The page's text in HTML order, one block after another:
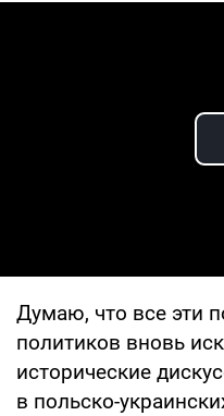
Думаю, что все эти
политиков вновь
исторические
в польско-